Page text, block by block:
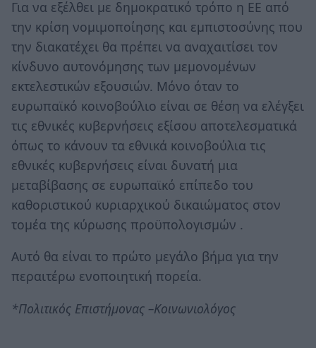
Για να εξέλθει με δημοκρατικό τρόπο η ΕΕ από
την κρίση νομιμοποίησης και εμπιστοσύνης που
την διακατέχει θα πρέπει να αναχαιτίσει τον
κίνδυνο αυτονόμησης των μεμονομένων
εκτελεστικών εξουσιών. Μόνο όταν το
ευρωπαϊκό κοινοβούλιο είναι σε θέση να ελέγξει
τις εθνικές κυβερνήσεις εξίσου αποτελεσματικά
όπως το κάνουν τα εθνικά κοινοβούλια τις
εθνικές κυβερνήσεις είναι δυνατή μια
μεταβίβασης σε ευρωπαϊκό επίπεδο του
καθοριστικού κυριαρχικού δικαιώματος στον
τομέα της κύρωσης προϋπολογισμών .
Αυτό θα είναι το πρώτο μεγάλο βήμα για την
περαιτέρω ενοποιητική πορεία.
*Πολιτικός Επιστήμονας –Κοινωνιολόγος